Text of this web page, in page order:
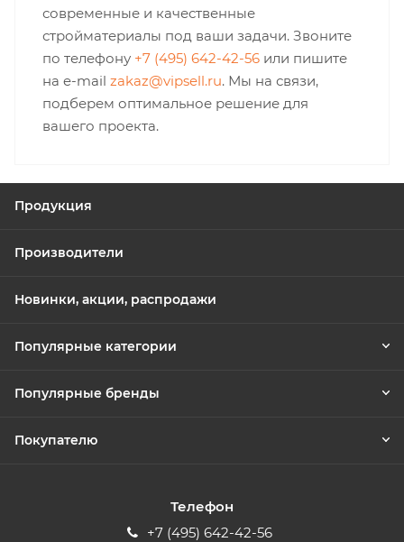
современные и качественные
стройматериалы под ваши задачи. Звоните
по телефону +7 (495) 642-42-56 или пишите
на e-mail zakaz@vipsell.ru. Мы на связи,
подберем оптимальное решение для
вашего проекта.
Продукция
Производители
Новинки, акции, распродажи
Популярные категории
Популярные бренды
Покупателю
Телефон
+7 (495) 642-42-56